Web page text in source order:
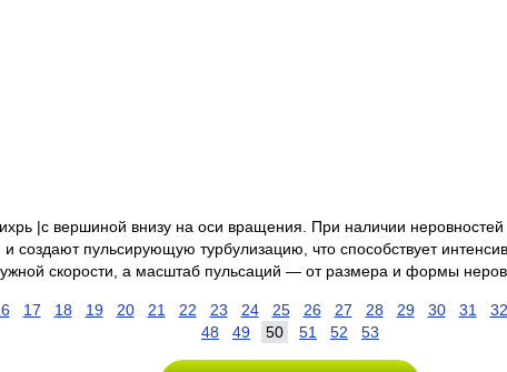
|с вершиной внизу на оси вращения. При наличии
создают пульсирующую турбулизацию, что способствует
скорости, а масштаб пульсаций — от размера и формы
17 18 19 20 21 22 23 24 25 26 27 28 29 30 31 32
48
49 50 51 52 53